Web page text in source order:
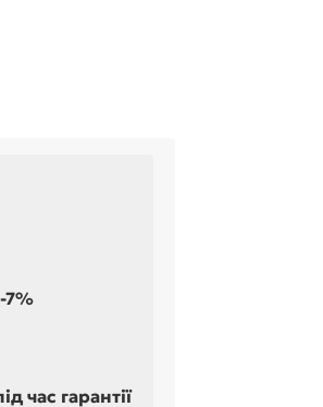
7%
час гарантії